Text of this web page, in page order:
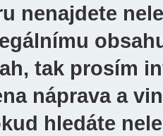
nenajdete
tak prosím
náprava a
hledáte